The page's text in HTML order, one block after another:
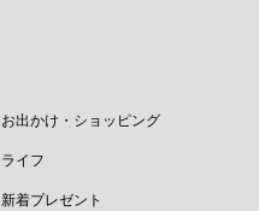
お出かけ・ショッピング
ライフ
新着プレゼント